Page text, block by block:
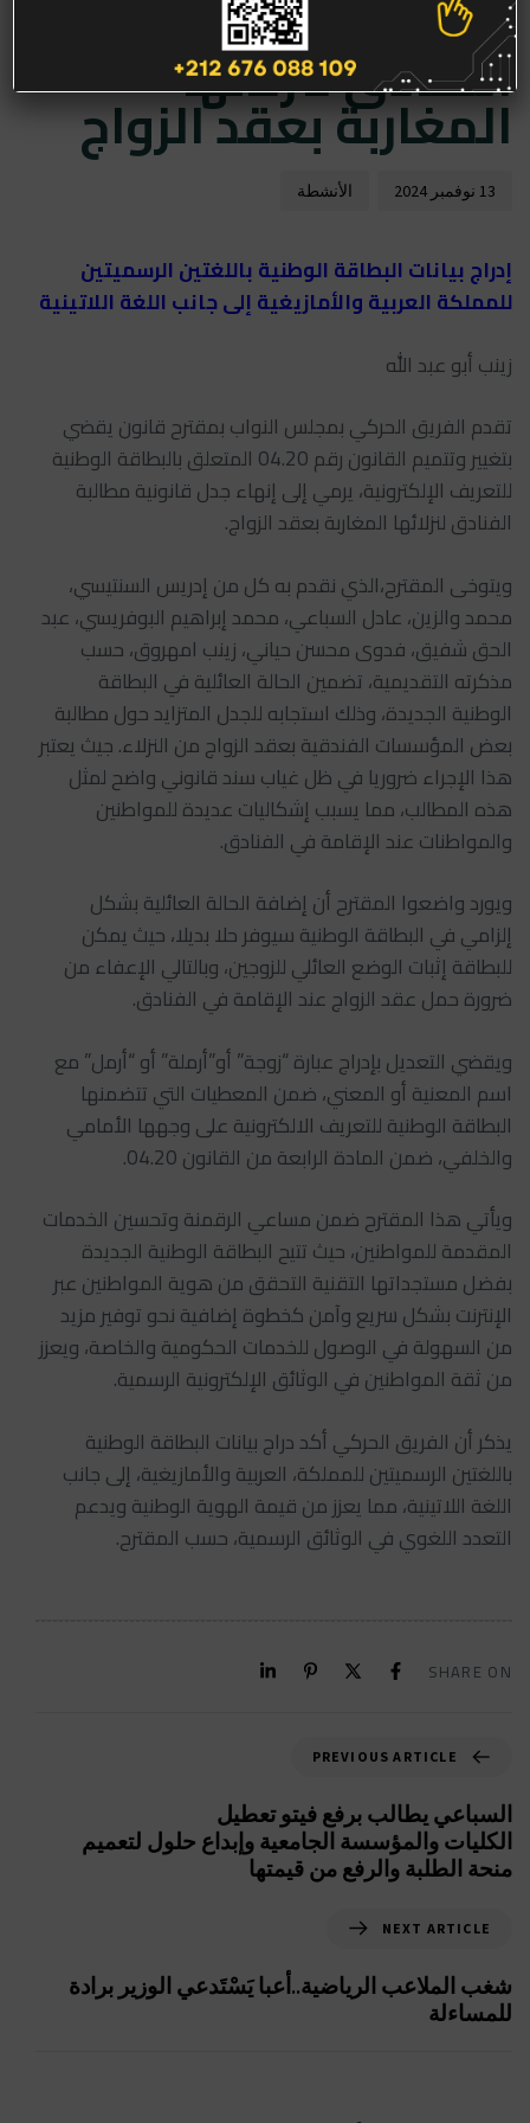
جدل قانونية مطالبة
الفنادق لنزلائها
المغاربة بعقد الزواج
13 نوفمبر 2024 الأنشطة
إدراج بيانات البطاقة الوطنية باللغتين الرسميتين
للمملكة العربية والأمازيغية إلى جانب اللغة اللاتينية
زينب أبو عبد الله
تقدم الفريق الحركي بمجلس النواب بمقترح قانون يقضي
بتغيير وتتميم القانون رقم 04.20 المتعلق بالبطاقة الوطنية
للتعريف الإلكترونية، يرمي إلى إنهاء جدل قانونية مطالبة
الفنادق لنزلائها المغاربة بعقد الزواج.
ويتوخى المقترح،الذي نقدم به كل من إدريس السنتيسي،
محمد والزين، عادل السباعي، محمد إبراهيم البوفريسي، عبد
الحق شفيق، فدوى محسن حياني، زينب امهروق، حسب
مذكرته التقديمية، تضمين الحالة العائلية في البطاقة
الوطنية الجديدة، وذلك استجابه للجدل المتزايد حول مطالبة
بعض المؤسسات الفندقية بعقد الزواج من النزلاء. جيث يعتبر
هذا الإجراء ضروريا في ظل غياب سند قانوني واضح لمثل
هذه المطالب، مما يسبب إشكاليات عديدة للمواطنين
والمواطنات عند الإقامة في الفنادق.
ويورد واضعوا المقترح أن إضافة الحالة العائلية بشكل
إلزامي في البطاقة الوطنية سيوفر حلا بديلا، حيث يمكن
للبطاقة إثبات الوضع العائلي للزوجين، وبالتالي الإعفاء من
ضرورة حمل عقد الزواج عند الإقامة في الفنادق.
ويقضي التعديل بإدراج عبارة “زوجة” أو”أرملة” أو “أرمل” مع
اسم المعنية أو المعني، ضمن المعطيات التي تتضمنها
البطاقة الوطنية للتعريف الالكترونية على وجهها الأمامي
والخلفي، ضمن المادة الرابعة من القانون 04.20.
ويأتي هذا المقترح ضمن مساعي الرقمنة وتحسين الخدمات
المقدمة للمواطنين، حيث تتيح البطاقة الوطنية الجديدة
بفضل مستجداتها التقنية التحقق من هوية المواطنين عبر
الإنترنت بشكل سريع وآمن كخطوة إضافية نحو توفير مزيد
من السهولة في الوصول للخدمات الحكومية والخاصة، ويعزز
من ثقة المواطنين في الوثائق الإلكترونية الرسمية.
يذكر أن الفريق الحركي أكد دراج بيانات البطاقة الوطنية
باللغتين الرسميتين للمملكة، العربية والأمازيغية، إلى جانب
اللغة اللاتينية، مما يعزز من قيمة الهوية الوطنية ويدعم
التعدد اللغوي في الوثائق الرسمية، حسب المقترح.
SHARE ON
PREVIOUS ARTICLE
السباعي يطالب برفع فيتو تعطيل
الكليات والمؤسسة الجامعية وإبداع حلول لتعميم
منحة الطلبة والرفع من قيمتها
NEXT ARTICLE
شغب الملاعب الرياضية..أعبا يَسْتَدعي الوزير برادة
للمساءلة